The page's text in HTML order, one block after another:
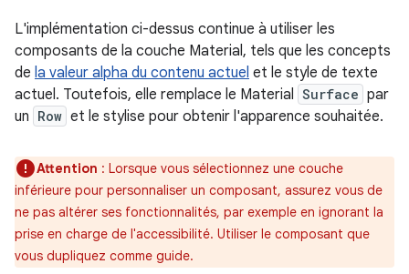
L'implémentation ci-dessus continue à utiliser les
composants de la couche Material, tels que les concepts
de la valeur alpha du contenu actuel et le style de texte
actuel. Toutefois, elle remplace le Material
Surface par
un Row et le stylise pour obtenir l'apparence souhaitée.
Attention : Lorsque vous sélectionnez une couche
inférieure pour personnaliser un composant, assurez vous de
ne pas altérer ses fonctionnalités, par exemple en ignorant la
prise en charge de l'accessibilité. Utiliser le composant que
vous dupliquez comme guide.